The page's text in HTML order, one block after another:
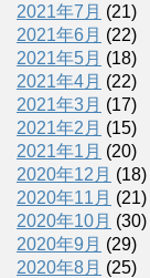
2021年7月 (21)
2021年6月 (22)
2021年5月 (18)
2021年4月 (22)
2021年3月 (17)
2021年2月 (15)
2021年1月 (20)
2020年12月 (18)
2020年11月 (21)
2020年10月 (30)
2020年9月 (29)
2020年8月 (25)